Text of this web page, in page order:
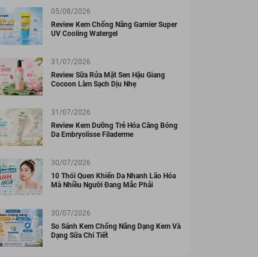
05/08/2026
Review Kem Chống Nắng Garnier Super
UV Cooling Watergel
31/07/2026
Review Sữa Rửa Mặt Sen Hậu Giang
Cocoon Làm Sạch Dịu Nhẹ
31/07/2026
Review Kem Dưỡng Trẻ Hóa Căng Bóng
Da Embryolisse Filaderme
30/07/2026
10 Thói Quen Khiến Da Nhanh Lão Hóa
Mà Nhiều Người Đang Mắc Phải
30/07/2026
So Sánh Kem Chống Nắng Dạng Kem Và
Dạng Sữa Chi Tiết